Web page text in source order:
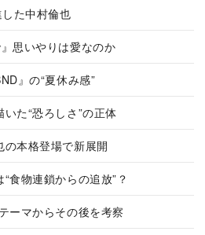
た中村倫也
思いやりは愛なのか
』の“夏休み感”
いた“恐ろしさ”の正体
の本格登場で新展開
“食物連鎖からの追放”？
ーマからその後を考察